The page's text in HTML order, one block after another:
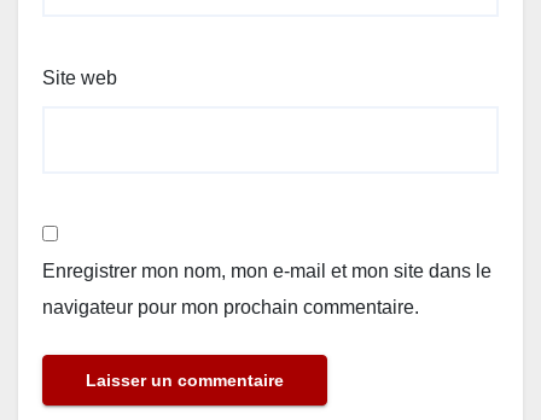
Site web
Enregistrer mon nom, mon e-mail et mon site dans le
navigateur pour mon prochain commentaire.